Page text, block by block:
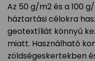
Az 50 g/m2 és a 100
háztartási célokra
geotextíliát könnyű
miatt. Használható
zöldségeskertekben